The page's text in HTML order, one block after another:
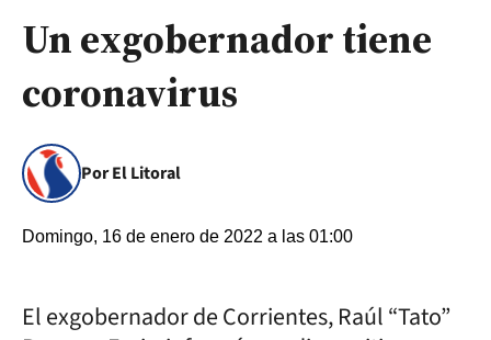
Un exgobernador tiene
coronavirus
Por El Litoral
Domingo, 16 de enero de 2022 a las 01:00
El exgobernador de Corrientes, Raúl “Tato”